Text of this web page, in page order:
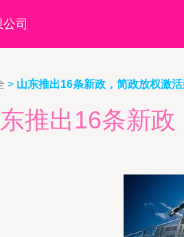
司
> 山东推出16条新政，简政放权激
推出16条新